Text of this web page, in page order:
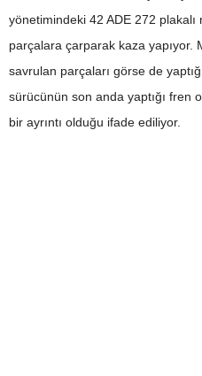
yönetimindeki 42 ADE 272
parçalara çarparak kaza yapıyor.
savrulan parçaları görse de
sürücünün son anda yaptığı fren
bir ayrıntı olduğu ifade ediliyor.